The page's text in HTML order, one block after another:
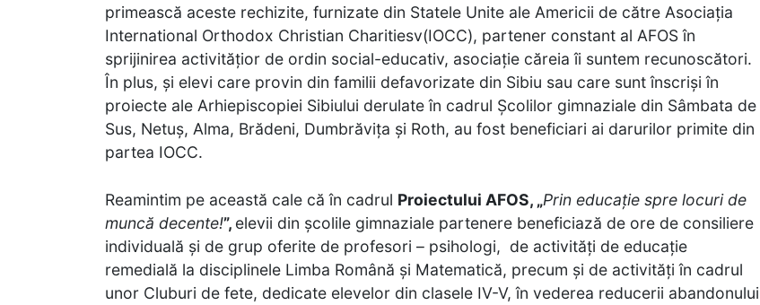
primească aceste rechizite, furnizate din Statele Unite ale Americii de către Asociația
International Orthodox Christian Charitiesv(IOCC), partener constant al AFOS în
sprijinirea activitățior de ordin social-educativ, asociație căreia îi suntem recunoscători.
În plus, și elevi care provin din familii defavorizate din Sibiu sau care sunt înscriși în
proiecte ale Arhiepiscopiei Sibiului derulate în cadrul Școlilor gimnaziale din Sâmbata de
Sus, Netuș, Alma, Brădeni, Dumbrăvița și Roth, au fost beneficiari ai darurilor primite din
partea IOCC.
Reamintim pe această cale că în cadrul Proiectului AFOS, „Prin educație spre locuri de
muncă decente!”, elevii din școlile gimnaziale partenere beneficiază de ore de consiliere
individuală și de grup oferite de profesori – psihologi, de activități de educație
remedială la disciplinele Limba Română și Matematică, precum și de activități în cadrul
unor Cluburi de fete, dedicate elevelor din clasele IV-V, în vederea reducerii abandonului